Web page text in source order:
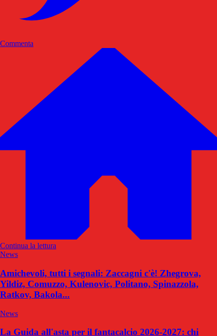
Commenta
Continua la lettura
News
Amichevoli, tutti i segnali: Zaccagni c'è! Zhegrova,
Yildiz, Comuzzo, Kulenovic, Politano, Spinazzola,
Ratkov, Bakola...
News
La Guida all'asta per il fantacalcio 2026-2027: chi